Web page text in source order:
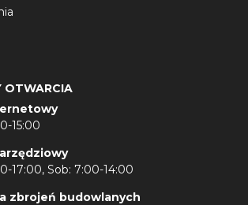
OTWARCIA
15:00
17:00, Sob: 7:00-14:00
zbrojeń budowlanych